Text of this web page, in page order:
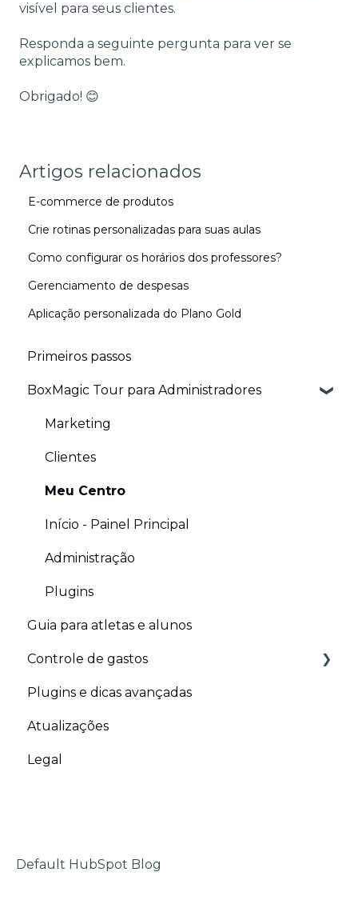
visível para seus clientes.
Responda a seguinte pergunta para ver se
explicamos bem.
Obrigado! 😊
Artigos relacionados
E-commerce de produtos
Crie rotinas personalizadas para suas aulas
Como configurar os horários dos professores?
Gerenciamento de despesas
Aplicação personalizada do Plano Gold
Primeiros passos
BoxMagic Tour para Administradores
Marketing
Clientes
Meu Centro
Início - Painel Principal
Administração
Plugins
Guia para atletas e alunos
Controle de gastos
Gastos operacionais Opex
Despesas em capital ou Opex
Plugins e dicas avançadas
Atualizações
Legal
Default HubSpot Blog